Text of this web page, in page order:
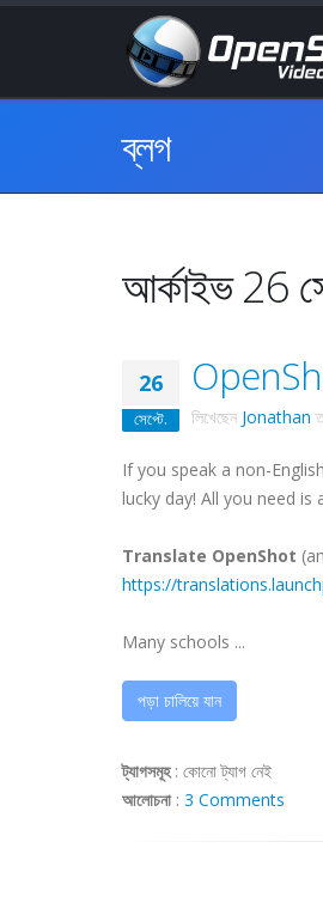
ব্লগ
আর্কাইভ 26
26
সেপ্টে. লিখেছেন Jonathan
If you speak a non-
lucky day! All you need
Translate OpenShot
https://
Many schools ...
পড়া চালিয়ে যান
ট্যাগসমূহ: কোনো ট্যাগ নেই
আলোচনা: 3 Comments